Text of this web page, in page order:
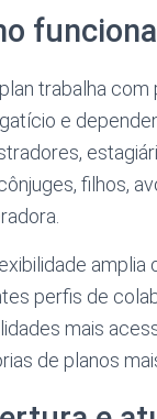
trabalha
e
filhos,
perfis de
mais
de planos